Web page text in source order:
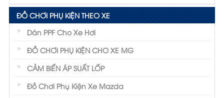
Tạo tính liên kết, cho tấm kính bền chắc
hơn
Phim không nhuộm nên khả năng giữ
màu tốt, an toàn cho người sử dụng
Chống chói mắt khi đi vào ánh sáng
ngược chiều, tạo tầm nhìn rõ ràng
ĐỒ CHƠI PHỤ KIỆN THEO XE
Dán PPF Cho Xe Hơi
ĐỒ CHƠI PHỤ KIỆN CHO XE MG
CẢM BIẾN ÁP SUẤT LỐP
Đồ Chơi Phụ Kiện Xe Mazda